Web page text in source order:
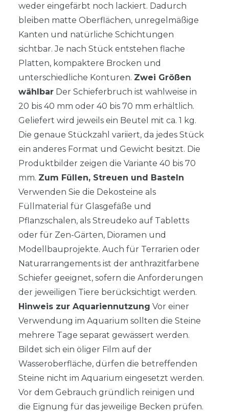
weder eingefärbt noch lackiert. Dadurch
bleiben matte Oberflächen, unregelmäßige
Kanten und natürliche Schichtungen
sichtbar. Je nach Stück entstehen flache
Platten, kompaktere Brocken und
unterschiedliche Konturen. Zwei Größen
wählbar Der Schieferbruch ist wahlweise in
20 bis 40 mm oder 40 bis 70 mm erhältlich.
Geliefert wird jeweils ein Beutel mit ca. 1 kg.
Die genaue Stückzahl variiert, da jedes Stück
ein anderes Format und Gewicht besitzt. Die
Produktbilder zeigen die Variante 40 bis 70
mm. Zum Füllen, Streuen und Basteln
Verwenden Sie die Dekosteine als
Füllmaterial für Glasgefäße und
Pflanzschalen, als Streudeko auf Tabletts
oder für Zen-Gärten, Dioramen und
Modellbauprojekte. Auch für Terrarien oder
Naturarrangements ist der anthrazitfarbene
Schiefer geeignet, sofern die Anforderungen
der jeweiligen Tiere berücksichtigt werden.
Hinweis zur Aquariennutzung Vor einer
Verwendung im Aquarium sollten die Steine
mehrere Tage separat gewässert werden.
Bildet sich ein öliger Film auf der
Wasseroberfläche, dürfen die betreffenden
Steine nicht im Aquarium eingesetzt werden.
Vor dem Gebrauch gründlich reinigen und
die Eignung für das jeweilige Becken prüfen.